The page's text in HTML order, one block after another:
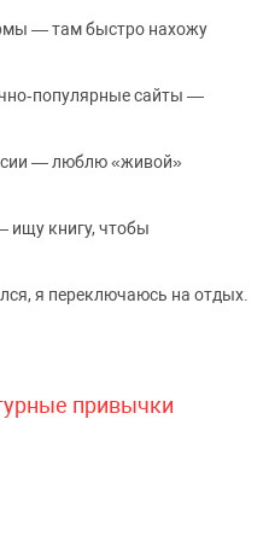
— там быстро нахожу
сайты —
— люблю «живой»
ищу книгу, чтобы
я переключаюсь на отдых.
привычки